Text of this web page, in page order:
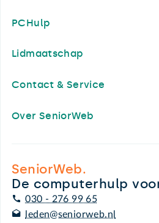
PCHulp
Lidmaatschap
Contact & Service
Over SeniorWeb
SeniorWeb.
De computerhulp
030 - 276 99 65
leden@seniorweb.nl